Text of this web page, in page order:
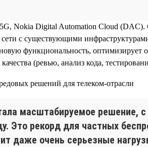
Nokia Digital Automation Cloud
с существующими
функциональность, оптимизирует
(ревью, анализ кода,
масштабируемое решение,
Это рекорд для частных
даже очень серьезные